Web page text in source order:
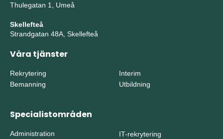
Thulegatan 1, Umeå
Skellefteå
Strandgatan 48A, Skellefteå
Våra tjänster
Rekrytering
Bemanning
Interim
Utbildning
Specialistområden
Administration
IT-rekrytering